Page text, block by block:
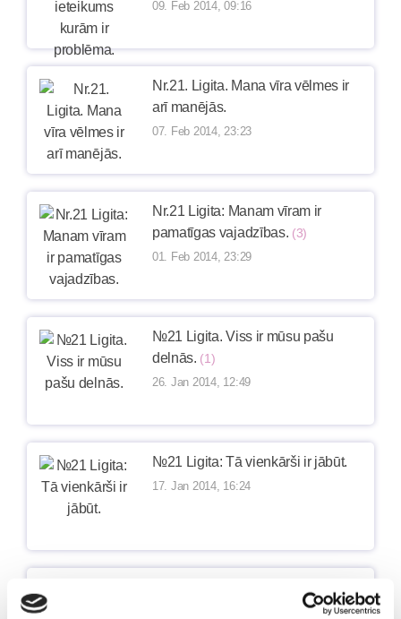
09. Feb 2014, 09:16
Nr.21. Ligita. Mana vīra vēlmes ir
arī manējās.
07. Feb 2014, 23:23
Nr.21 Ligita: Manam vīram ir
pamatīgas vajadzības. (3)
01. Feb 2014, 23:29
№21 Ligita. Viss ir mūsu pašu
delnās. (1)
26. Jan 2014, 12:49
№21 Ligita: Tā vienkārši ir jābūt.
17. Jan 2014, 16:24